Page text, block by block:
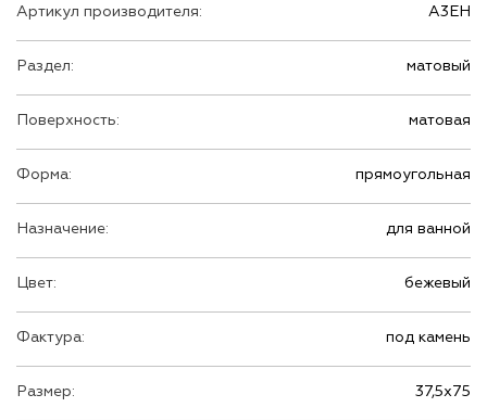
Артикул производителя: A3EH
Раздел: матовый
Поверхность: матовая
Форма: прямоугольная
Назначение: для ванной
Цвет: бежевый
Фактура: под камень
Размер: 37,5х75